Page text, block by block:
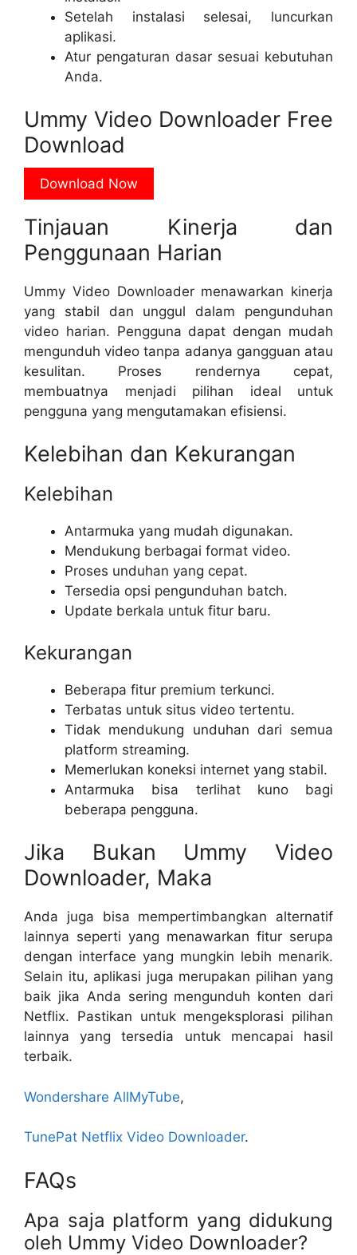
Setelah instalasi selesai, luncurkan
aplikasi.
Atur pengaturan dasar sesuai kebutuhan
Anda.
Ummy Video Downloader Free
Download
Download Now
Tinjauan Kinerja dan
Penggunaan Harian
Ummy Video Downloader menawarkan kinerja
yang stabil dan unggul dalam pengunduhan
video harian. Pengguna dapat dengan mudah
mengunduh video tanpa adanya gangguan atau
kesulitan. Proses rendernya cepat,
membuatnya menjadi pilihan ideal untuk
pengguna yang mengutamakan efisiensi.
Kelebihan dan Kekurangan
Kelebihan
Antarmuka yang mudah digunakan.
Mendukung berbagai format video.
Proses unduhan yang cepat.
Tersedia opsi pengunduhan batch.
Update berkala untuk fitur baru.
Kekurangan
Beberapa fitur premium terkunci.
Terbatas untuk situs video tertentu.
Tidak mendukung unduhan dari semua
platform streaming.
Memerlukan koneksi internet yang stabil.
Antarmuka bisa terlihat kuno bagi
beberapa pengguna.
Jika Bukan Ummy Video
Downloader, Maka
Anda juga bisa mempertimbangkan alternatif
lainnya seperti yang menawarkan fitur serupa
dengan interface yang mungkin lebih menarik.
Selain itu, aplikasi juga merupakan pilihan yang
baik jika Anda sering mengunduh konten dari
Netflix. Pastikan untuk mengeksplorasi pilihan
lainnya yang tersedia untuk mencapai hasil
terbaik.
Wondershare AllMyTube,
TunePat Netflix Video Downloader.
FAQs
Apa saja platform yang didukung
oleh Ummy Video Downloader?